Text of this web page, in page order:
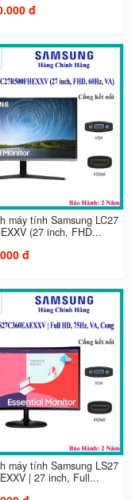
đ
máy tính Samsung LC27
(27 inch, FHD...
đ
máy tính Samsung LS27
| 27 inch, Full...